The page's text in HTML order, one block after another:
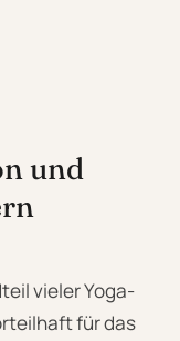
und
vieler Yoga-
für das